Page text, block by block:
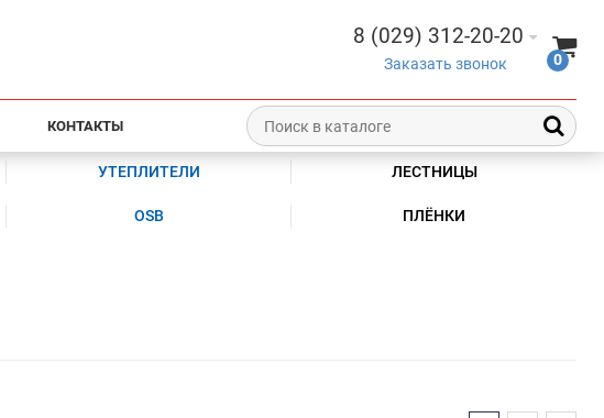
8 (029) 312-20-20
Заказать звонок 0
КОНТАКТЫ
УТЕПЛИТЕЛИ ЛЕСТНИЦЫ
OSB ПЛЁНКИ